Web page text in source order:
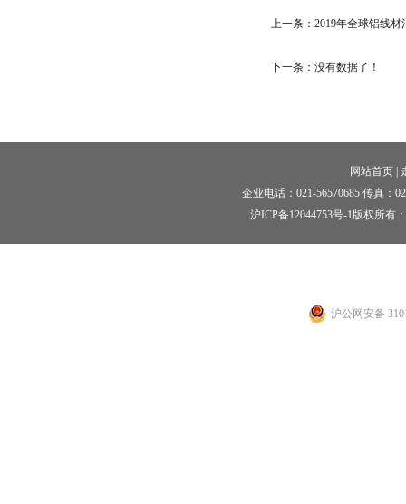
上一条： 2019年全球铝线材
下一条：没有数据了！
网站首页
|
企业电话：021-56570685 传真：
沪ICP备12044753号-1 版权所有
沪公网安备